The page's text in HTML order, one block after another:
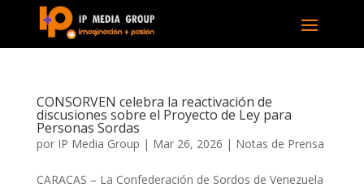
CONSORVEN celebra la reactivación de
discusiones sobre el Proyecto de Ley para
Personas Sordas
por IP Media Group | Mar 26, 2026 | Notas de Prensa
CARACAS – La Confederación de Sordos de Venezuela